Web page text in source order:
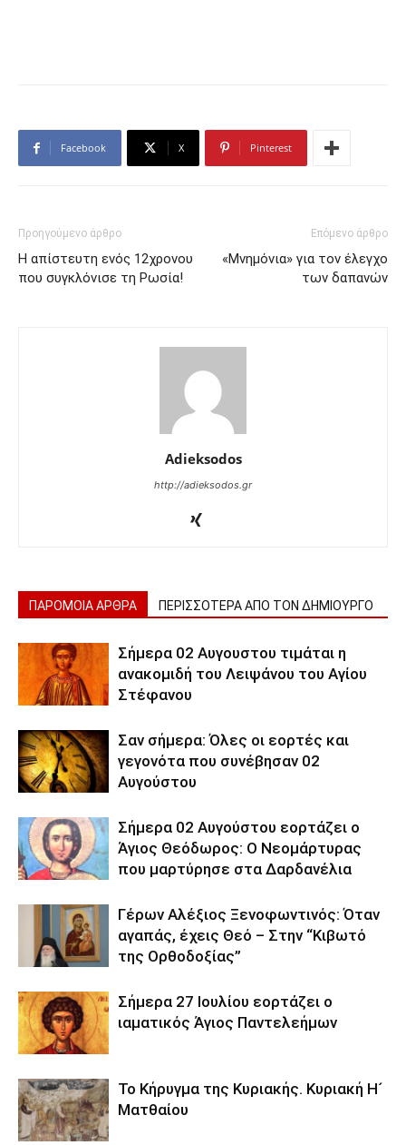
Facebook X Pinterest
Προηγούμενο άρθρο
Η απίστευτη ενός 12χρονου
που συγκλόνισε τη Ρωσία!
Επόμενο άρθρο
«Μνημόνια» για τον έλεγχο
των δαπανών
Adieksodos
http://adieksodos.gr
ΠΑΡΟΜΟΙΑ ΑΡΘΡΑ ΠΕΡΙΣΣΟΤΕΡΑ ΑΠΟ ΤΟΝ ΔΗΜΙΟΥΡΓΟ
Σήμερα 02 Αυγουστου τιμάται η
ανακομιδή του Λειψάνου του Αγίου
Στέφανου
Σαν σήμερα: Όλες οι εορτές και
γεγονότα που συνέβησαν 02
Αυγούστου
Σήμερα 02 Αυγούστου εορτάζει ο
Άγιος Θεόδωρος: Ο Νεομάρτυρας
που μαρτύρησε στα Δαρδανέλια
Γέρων Αλέξιος Ξενοφωντινός: Όταν
αγαπάς, έχεις Θεό – Στην “Κιβωτό
της Ορθοδοξίας”
Σήμερα 27 Ιουλίου εορτάζει ο
ιαματικός Άγιος Παντελεήμων
Το Κήρυγμα της Κυριακής. Κυριακή Η´
Ματθαίου